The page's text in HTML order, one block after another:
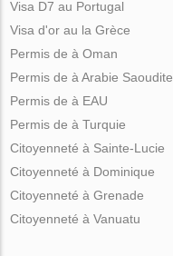
Visa D7 au Portugal
Visa d'or au la Grèce
Permis de à Oman
Permis de à Arabie Saoudite
Permis de à EAU
Permis de à Turquie
Citoyenneté à Sainte-Lucie
Citoyenneté à Dominique
Citoyenneté à Grenade
Citoyenneté à Vanuatu